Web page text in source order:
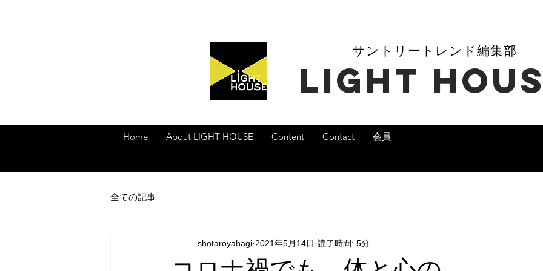
​サントリートレンド編集部
​LIGHT
Home About LIGHT HOUSE Content Contact 会員
全ての記事
shotaroyahagi 2021年5月14日 読了時間: 5分